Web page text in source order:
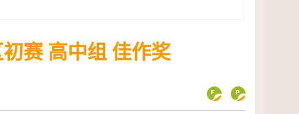
赛 高中组 佳作奖